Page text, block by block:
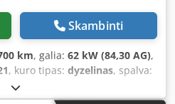
Skambinti
km, galia: 62 kW (84,30 AG),
, kuro tipas: dyzelinas, spalva:
225/70 R15
emisijos klasė:Euro 6, pakaba: